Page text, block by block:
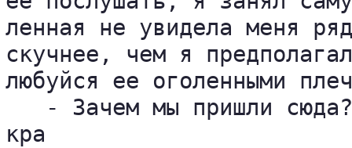
ленная не увидела меня
скучнее, чем я
любуйся ее оголенными
- Зачем мы пришли
кра